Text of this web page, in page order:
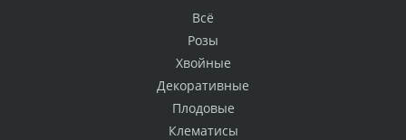
Всё
Розы
Хвойные
Декоративные
Плодовые
Клематисы